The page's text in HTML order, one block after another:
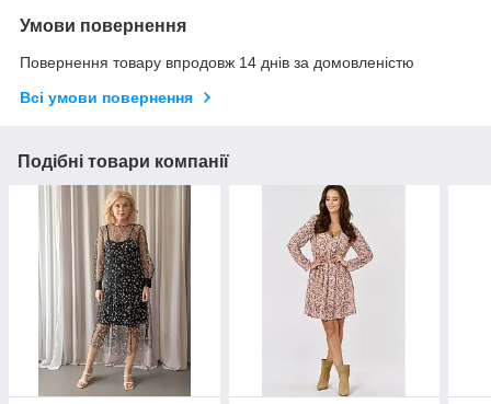
Умови повернення
Повернення товару впродовж 14 днів за домовленістю
Всі умови повернення
Подібні товари компанії